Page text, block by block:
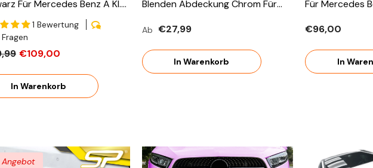
Für Mercedes Benz A Kl.
V177 AMG Line Ab 2018 Pz6
1 Bewertung
€109,00
In Warenkorb
Blenden Abdeckung Chrom Für
AMG Line 2018-09.2022
Ab €27,99
In Warenkorb
Für Mercedes
€96,00
In
Angebot